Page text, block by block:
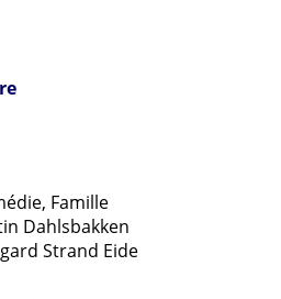
Famille
Dahlsbakken
Strand Eide